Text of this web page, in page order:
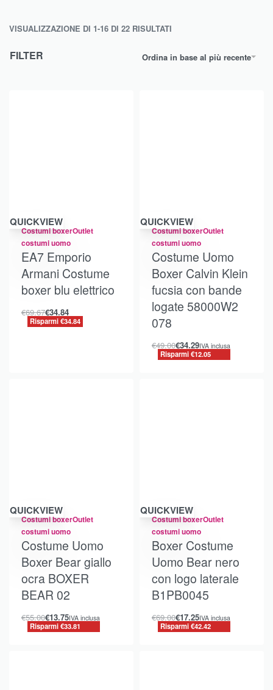
VISUALIZZAZIONE DI 1-16 DI 22 RISULTATI
Ordina in base al più recente
FILTER
Risparmi €34.84
QUICKVIEW
Costumi boxerOutlet
costumi uomo
EA7 Emporio
Armani Costume
boxer blu elettrico
€69.67€34.84
Risparmi €34.84
Risparmi €12.05
QUICKVIEW
Costumi boxerOutlet
costumi uomo
Costume Uomo
Boxer Calvin Klein
fucsia con bande
logate 58000W2
078
€49.00€34.29IVA inclusa
Risparmi €12.05
Risparmi €33.81
QUICKVIEW
Costumi boxerOutlet
costumi uomo
Costume Uomo
Boxer Bear giallo
ocra BOXER
BEAR 02
€55.00€13.75IVA inclusa
Risparmi €33.81
Risparmi €42.42
QUICKVIEW
Costumi boxerOutlet
costumi uomo
Boxer Costume
Uomo Bear nero
con logo laterale
B1PB0045
€69.00€17.25IVA inclusa
Risparmi €42.42